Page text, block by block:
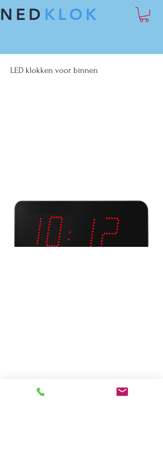
NED KLOK
LED klokken voor binnen